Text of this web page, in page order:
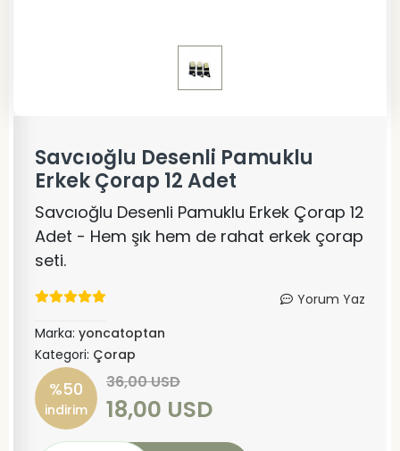
Savcıoğlu Desenli Pamuklu
Erkek Çorap 12 Adet
Savcıoğlu Desenli Pamuklu Erkek Çorap 12
Adet - Hem şık hem de rahat erkek çorap
seti.
Yorum Yaz
Marka: yoncatoptan
Kategori: Çorap
%50
indirim
36,00 USD
18,00 USD